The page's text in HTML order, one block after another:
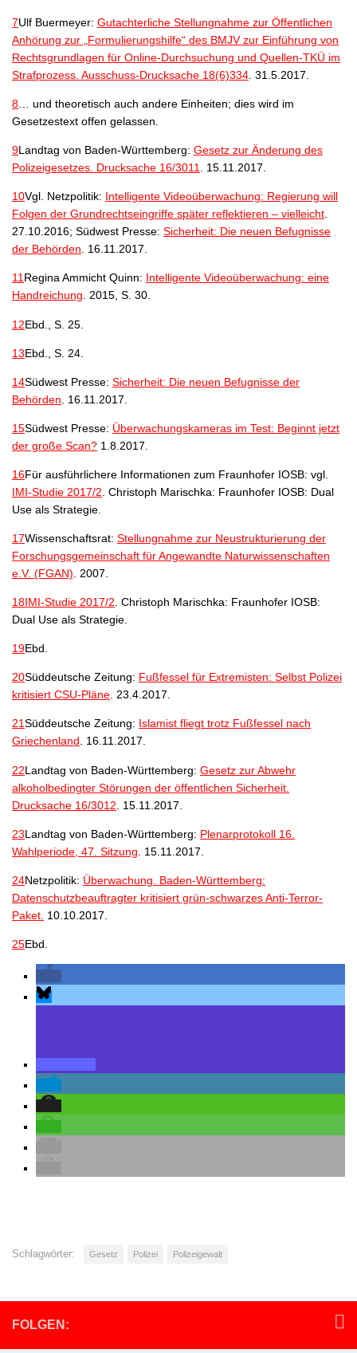
7Ulf Buermeyer: Gutachterliche Stellungnahme zur Öffentlichen
Anhörung zur „Formulierungshilfe“ des BMJV zur Einführung von
Rechtsgrundlagen für Online-Durchsuchung und Quellen-TKÜ im
Strafprozess. Ausschuss-Drucksache 18(6)334 . 31.5.2017.
8 … und theoretisch auch andere Einheiten; dies wird im
Gesetzestext offen gelassen.
9Landtag von Baden-Württemberg: Gesetz zur Änderung des
Polizeigesetzes. Drucksache 16/3011. 15.11.2017.
10Vgl. Netzpolitik: Intelligente Videoüberwachung: Regierung will
Folgen der Grundrechtseingriffe später reflektieren – vielleicht.
27.10.2016; Südwest Presse: Sicherheit: Die neuen Befugnisse
der Behörden. 16.11.2017.
11Regina Ammicht Quinn: Intelligente Videoüberwachung: eine
Handreichung. 2015, S. 30.
12Ebd., S. 25.
13Ebd., S. 24.
14Südwest Presse: Sicherheit: Die neuen Befugnisse der
Behörden . 16.11.2017.
15Südwest Presse: Überwachungskameras im Test: Beginnt jetzt
der große Scan? 1.8.2017.
16Für ausführlichere Informationen zum Fraunhofer IOSB: vgl.
IMI-Studie 2017/2 . Christoph Marischka: Fraunhofer IOSB: Dual
Use als Strategie.
17Wissenschaftsrat: Stellungnahme zur Neustrukturierung der
Forschungsgemeinschaft für Angewandte Naturwissenschaften
e.V. (FGAN) . 2007.
18IMI-Studie 2017/2 . Christoph Marischka: Fraunhofer IOSB:
Dual Use als Strategie.
19Ebd.
20Süddeutsche Zeitung: Fußfessel für Extremisten: Selbst Polizei
kritisiert CSU-Pläne. 23.4.2017.
21Süddeutsche Zeitung: Islamist fliegt trotz Fußfessel nach
Griechenland. 16.11.2017.
22Landtag von Baden-Württemberg: Gesetz zur Abwehr
alkoholbedingter Störungen der öffentlichen Sicherheit.
Drucksache 16/3012 . 15.11.2017.
23Landtag von Baden-Württemberg: Plenarprotokoll 16.
Wahlperiode, 47. Sitzung . 15.11.2017.
24Netzpolitik: Überwachung. Baden-Württemberg:
Datenschutzbeauftragter kritisiert grün-schwarzes Anti-Terror-
Paket. 10.10.2017.
25Ebd.
Schlagwörter: Gesetz Polizei Polizeigewalt
FOLGEN: